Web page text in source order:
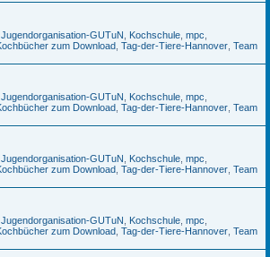
Jugendorganisation-GUTuN, Kochschule, mpc,
zum Download, Tag-der-Tiere-Hannover, Team
Jugendorganisation-GUTuN, Kochschule, mpc,
zum Download, Tag-der-Tiere-Hannover, Team
Jugendorganisation-GUTuN, Kochschule, mpc,
zum Download, Tag-der-Tiere-Hannover, Team
Jugendorganisation-GUTuN, Kochschule, mpc,
zum Download, Tag-der-Tiere-Hannover, Team